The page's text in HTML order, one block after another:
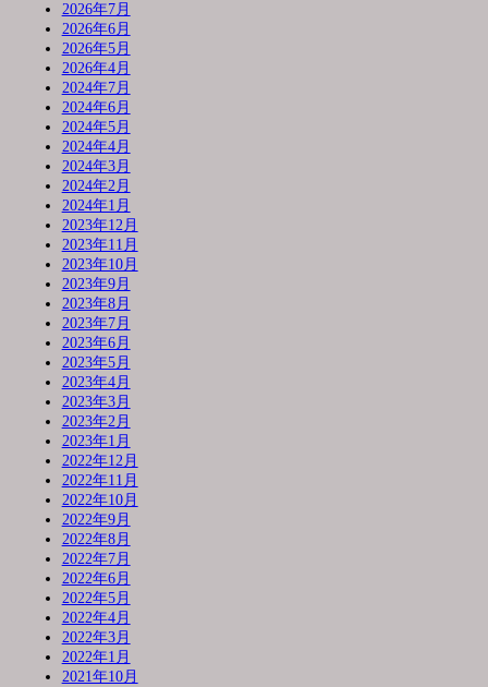
2026年7月
2026年6月
2026年5月
2026年4月
2024年7月
2024年6月
2024年5月
2024年4月
2024年3月
2024年2月
2024年1月
2023年12月
2023年11月
2023年10月
2023年9月
2023年8月
2023年7月
2023年6月
2023年5月
2023年4月
2023年3月
2023年2月
2023年1月
2022年12月
2022年11月
2022年10月
2022年9月
2022年8月
2022年7月
2022年6月
2022年5月
2022年4月
2022年3月
2022年1月
2021年10月